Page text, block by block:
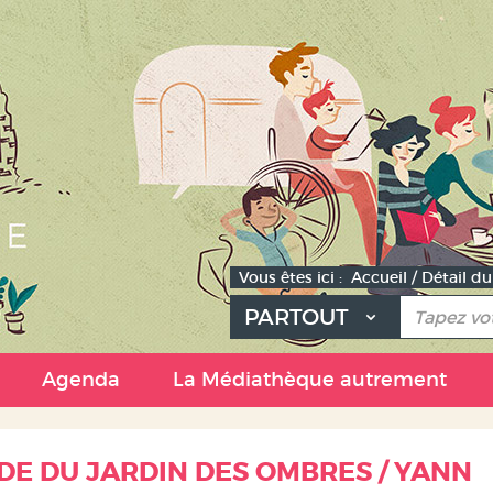
PARTOUT
Vous êtes ici : Accueil / Détail
Agenda La Médiathèque autrement
DU JARDIN DES OMBRES / YANN